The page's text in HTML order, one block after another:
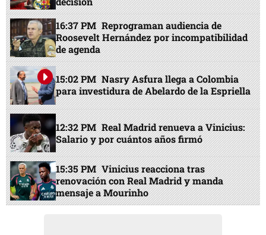
16:37 PM Reprograman audiencia de
Roosevelt Hernández por incompatibilidad
de agenda
15:02 PM Nasry Asfura llega a Colombia
para investidura de Abelardo de la Espriella
12:32 PM Real Madrid renueva a Vinicius:
Salario y por cuántos años firmó
15:35 PM Vinicius reacciona tras
renovación con Real Madrid y manda
mensaje a Mourinho